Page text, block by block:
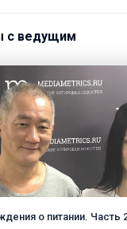
с ведущим
о питании. Часть